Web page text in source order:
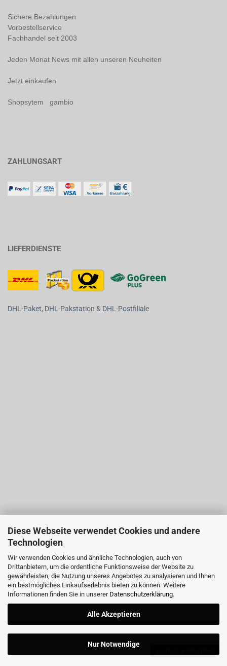
Diese Webseite verwendet Cookies und andere
Technologien
Wir verwenden Cookies und ähnliche Technologien, auch von
Drittanbietern, um die ordentliche Funktionsweise der Website zu
gewährleisten, die Nutzung unseres Angebotes zu analysieren und Ihnen
ein bestmögliches Einkaufserlebnis bieten zu können. Weitere
Informationen finden Sie in unserer Datenschutzerklärung.
Alle Akzeptieren
Nur Notwendige
Sichere Bezahlungen
Vorbestellservice
Fachhandel seit 2003
Jeden Monat News mit allen unseren Neuheiten
Jetzt einkaufen
Shopsytem gambio
ZAHLUNGSART
LIEFERDIENSTE
DHL-Paket, DHL-Pakstation & DHL-Postfiliale